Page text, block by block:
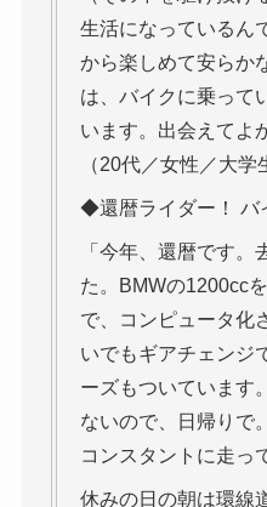
生活になっているん
から楽しめて安らか
は、バイクに乗って
います。出会えてよ
（20代／女性／大学
◆還暦ライダー！ バ
「今年、還暦です。
た。BMWの1200cc
で、コンピュータ化
いでもギアチェンジ
ーズもついています
ないので、日帰りで
コンスタントに走っ
休みの日の朝は環線